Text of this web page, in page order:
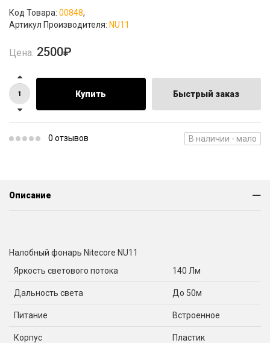
Код Товара: 00848,
Артикул Производителя: NU11
Цена: 2500₽
Купить Быстрый заказ
0 отзывов В наличии - мало
Описание
Налобный фонарь Nitecore NU11
Яркость светового потока
140 Лм
Дальность света До 50м
Питание Встроенное
Корпус Пластик